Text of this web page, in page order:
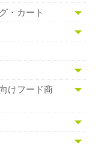
・カート
けフード商